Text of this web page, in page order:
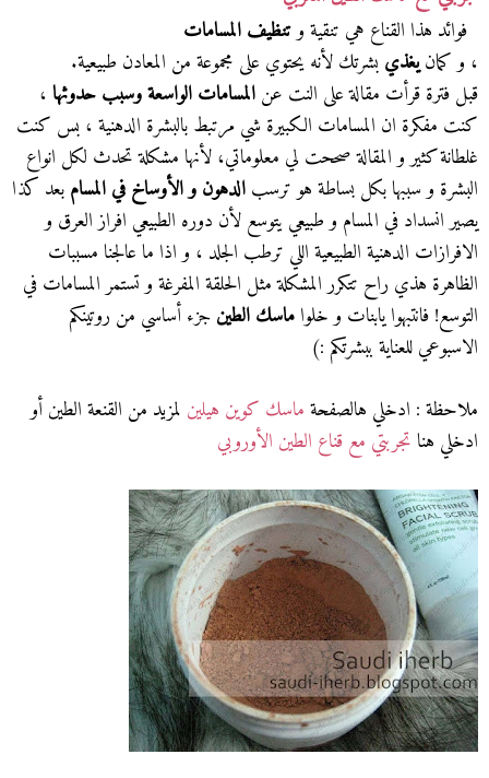
فوائد هذا القناع هي تنقية وتنظيف المسامات
، و كمانيغذيبشرتك لأنه يحتوي على مجموعة من المعادن طبيعية.
قبل فترة قرأت مقالة على النت عنالمسامات الواسعة وسبب حدوثها،
كنت مفكرة ان المسامات الكبيرة شي مرتبط بالبشرة الدهنية ، بس كنت
غلطانة كثير و المقالة صححت لي معلوماتي، لأنها مشكلة تحدث لكل انواع
البشرة و سببها بكل بساطة هو ترسبالدهون و الأوساخ في المسامبعد كذا
يصير انسداد في المسام و طبيعي يتوسع لأن دوره الطبيعي افراز العرق و
الافرازات الدهنية الطبيعية اللي ترطب الجلد ، و اذا ما عالجنا مسببات
الظاهرة هذي راح تتكرر المشكلة مثل الحلقة المفرغة و تستمر المسامات في
التوسع! فانتبهوا يابنات و خلواماسك الطينجزء أساسي من روتينكم
الاسبوعي للعناية ببشرتكم :)
ملاحظة : ادخلي هالصفحةماسك كوين هيلينلمزيد من القنعة الطين أو
ادخلي هناتجربتي مع قناع الطين الأوروبي